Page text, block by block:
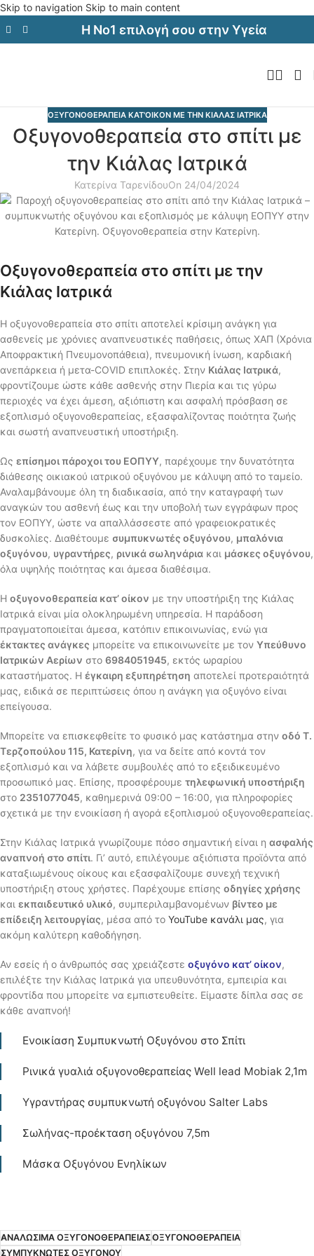
Skip to navigation Skip to main content
Η Νο1 επιλογή σου στην Υγεία
ΟΞΥΓΟΝΟΘΕΡΑΠΕΙΑ ΚΑΤ'ΟΙΚΟΝ ΜΕ ΤΗΝ ΚΙΑΛΑΣ ΙΑΤΡΙΚΑ
Οξυγονοθεραπεία στο σπίτι με
την Κιάλας Ιατρικά
Κατερίνα ΤαρενίδουOn 24/04/2024
Οξυγονοθεραπεία στο σπίτι με την
Κιάλας Ιατρικά
Η οξυγονοθεραπεία στο σπίτι αποτελεί κρίσιμη ανάγκη για
ασθενείς με χρόνιες αναπνευστικές παθήσεις, όπως ΧΑΠ (Χρόνια
Αποφρακτική Πνευμονοπάθεια), πνευμονική ίνωση, καρδιακή
ανεπάρκεια ή μετα-COVID επιπλοκές. Στην Κιάλας Ιατρικά,
φροντίζουμε ώστε κάθε ασθενής στην Πιερία και τις γύρω
περιοχές να έχει άμεση, αξιόπιστη και ασφαλή πρόσβαση σε
εξοπλισμό οξυγονοθεραπείας, εξασφαλίζοντας ποιότητα ζωής
και σωστή αναπνευστική υποστήριξη.
Ως επίσημοι πάροχοι του ΕΟΠΥΥ, παρέχουμε την δυνατότητα
διάθεσης οικιακού ιατρικού οξυγόνου με κάλυψη από το ταμείο.
Αναλαμβάνουμε όλη τη διαδικασία, από την καταγραφή των
αναγκών του ασθενή έως και την υποβολή των εγγράφων προς
τον ΕΟΠΥΥ, ώστε να απαλλάσσεστε από γραφειοκρατικές
δυσκολίες. Διαθέτουμε συμπυκνωτές οξυγόνου, μπαλόνια
οξυγόνου, υγραντήρες, ρινικά σωληνάρια και μάσκες οξυγόνου,
όλα υψηλής ποιότητας και άμεσα διαθέσιμα.
Η οξυγονοθεραπεία κατ’ οίκον με την υποστήριξη της Κιάλας
Ιατρικά είναι μία ολοκληρωμένη υπηρεσία. Η παράδοση
πραγματοποιείται άμεσα, κατόπιν επικοινωνίας, ενώ για
έκτακτες ανάγκες μπορείτε να επικοινωνείτε με τον Υπεύθυνο
Ιατρικών Αερίων στο 6984051945, εκτός ωραρίου
καταστήματος. Η έγκαιρη εξυπηρέτηση αποτελεί προτεραιότητά
μας, ειδικά σε περιπτώσεις όπου η ανάγκη για οξυγόνο είναι
επείγουσα.
Μπορείτε να επισκεφθείτε το φυσικό μας κατάστημα στην οδό Τ.
Τερζοπούλου 115, Κατερίνη, για να δείτε από κοντά τον
εξοπλισμό και να λάβετε συμβουλές από το εξειδικευμένο
προσωπικό μας. Επίσης, προσφέρουμε τηλεφωνική υποστήριξη
στο 2351077045, καθημερινά 09:00 – 16:00, για πληροφορίες
σχετικά με την ενοικίαση ή αγορά εξοπλισμού οξυγονοθεραπείας.
Στην Κιάλας Ιατρικά γνωρίζουμε πόσο σημαντική είναι η ασφαλής
αναπνοή στο σπίτι. Γι’ αυτό, επιλέγουμε αξιόπιστα προϊόντα από
καταξιωμένους οίκους και εξασφαλίζουμε συνεχή τεχνική
υποστήριξη στους χρήστες. Παρέχουμε επίσης οδηγίες χρήσης
και εκπαιδευτικό υλικό, συμπεριλαμβανομένων βίντεο με
επίδειξη λειτουργίας, μέσα από το YouTube κανάλι μας, για
ακόμη καλύτερη καθοδήγηση.
Αν εσείς ή ο άνθρωπός σας χρειάζεστε οξυγόνο κατ’ οίκον,
επιλέξτε την Κιάλας Ιατρικά για υπευθυνότητα, εμπειρία και
φροντίδα που μπορείτε να εμπιστευθείτε. Είμαστε δίπλα σας σε
κάθε αναπνοή!
Ενοικίαση Συμπυκνωτή Οξυγόνου στο Σπίτι
Ρινικά γυαλιά οξυγονοθεραπείας Well lead Mobiak 2,1m
Υγραντήρας συμπυκνωτή οξυγόνου Salter Labs
Σωλήνας-προέκταση οξυγόνου 7,5m
Μάσκα Οξυγόνου Ενηλίκων
ΑΝΑΛΩΣΙΜΑ ΟΞΥΓΟΝΟΘΕΡΑΠΕΙΑΣΟΞΥΓΟΝΟΘΕΡΑΠΕΙΑ
ΣΥΜΠΥΚΝΩΤΕΣ ΟΞΥΓΟΝΟΥ